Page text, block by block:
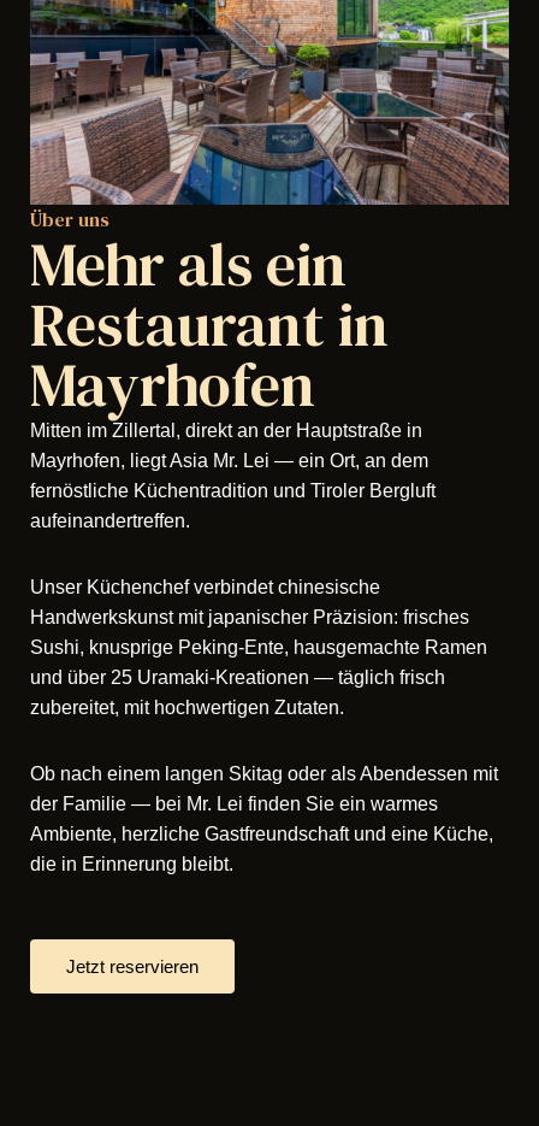
Über uns
Mehr als ein
Restaurant in
Mayrhofen
Mitten im Zillertal, direkt an der Hauptstraße in
Mayrhofen, liegt Asia Mr. Lei — ein Ort, an dem
fernöstliche Küchentradition und Tiroler Bergluft
aufeinandertreffen.
Unser Küchenchef verbindet chinesische
Handwerkskunst mit japanischer Präzision: frisches
Sushi, knusprige Peking-Ente, hausgemachte Ramen
und über 25 Uramaki-Kreationen — täglich frisch
zubereitet, mit hochwertigen Zutaten.
Ob nach einem langen Skitag oder als Abendessen mit
der Familie — bei Mr. Lei finden Sie ein warmes
Ambiente, herzliche Gastfreundschaft und eine Küche,
die in Erinnerung bleibt.
Jetzt reservieren